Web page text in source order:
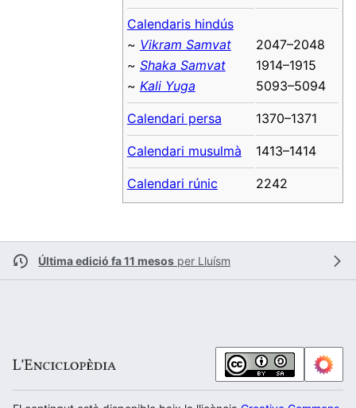
Calendaris hindús
~ Vikram Samvat
~ Shaka Samvat
~ Kali Yuga
2047–2048
1914–1915
5093–5094
Calendari persa 1370–1371
Calendari musulmà 1413–1414
Calendari rúnic 2242
Última edició fa 11 mesos per Lluísm